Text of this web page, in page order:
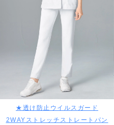
★透け防止ウイルスガード
2WAYストレッチストレートパン